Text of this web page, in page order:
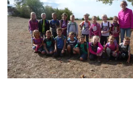
Stublanger Str. 4,
96231 Bad Staffelstein-Uetzing
Tel 09573 - 5380
Fax 09573 – 340283
SCHULHAUS GRUNDFELD